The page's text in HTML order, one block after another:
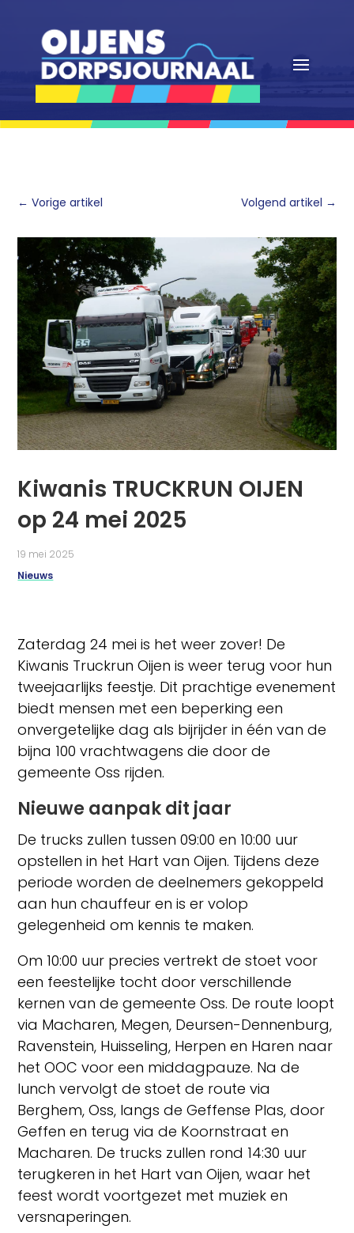
←Vorige artikel Volgend artikel →
Kiwanis TRUCKRUN OIJEN
op 24 mei 2025
19 mei 2025
Nieuws
Zaterdag 24 mei is het weer zover! De
Kiwanis Truckrun Oijen is weer terug voor hun
tweejaarlijks feestje. Dit prachtige evenement
biedt mensen met een beperking een
onvergetelijke dag als bijrijder in één van de
bijna 100 vrachtwagens die door de
gemeente Oss rijden.
Nieuwe aanpak dit jaar
De trucks zullen tussen 09:00 en 10:00 uur
opstellen in het Hart van Oijen. Tijdens deze
periode worden de deelnemers gekoppeld
aan hun chauffeur en is er volop
gelegenheid om kennis te maken.
Om 10:00 uur precies vertrekt de stoet voor
een feestelijke tocht door verschillende
kernen van de gemeente Oss. De route loopt
via Macharen, Megen, Deursen-Dennenburg,
Ravenstein, Huisseling, Herpen en Haren naar
het OOC voor een middagpauze. Na de
lunch vervolgt de stoet de route via
Berghem, Oss, langs de Geffense Plas, door
Geffen en terug via de Koornstraat en
Macharen. De trucks zullen rond 14:30 uur
terugkeren in het Hart van Oijen, waar het
feest wordt voortgezet met muziek en
versnaperingen.